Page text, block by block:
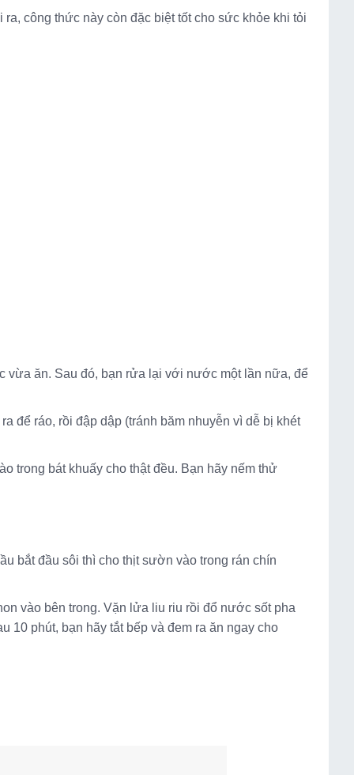
công thức này còn đặc biệt tốt cho sức khỏe khi tỏi
ăn. Sau đó, bạn rửa lại với nước một lần nữa, để
để ráo, rồi đập dập (tránh băm nhuyễn vì dễ bị khét
trong bát khuấy cho thật đều. Bạn hãy nếm thử
bắt đầu sôi thì cho thịt sườn vào trong rán chín
vào bên trong. Vặn lửa liu riu rồi đổ nước sốt pha
10 phút, bạn hãy tắt bếp và đem ra ăn ngay cho